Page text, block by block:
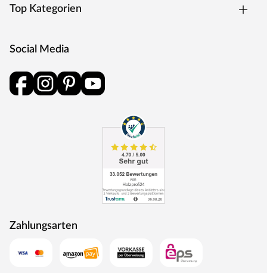
Top Kategorien
Social Media
Zahlungsarten